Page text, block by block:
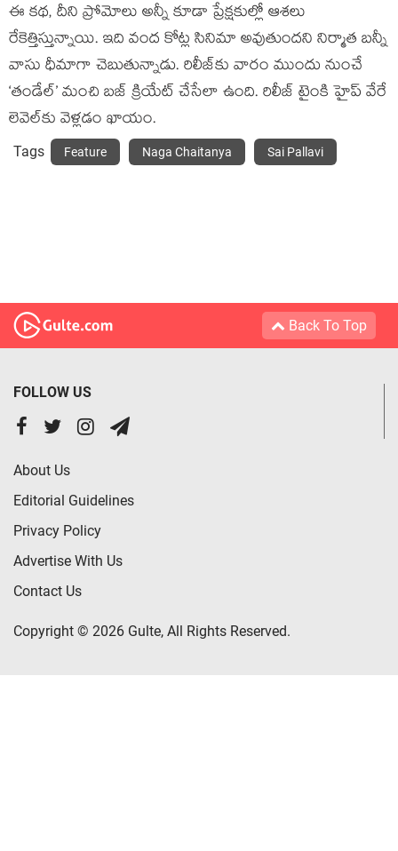
ఈ కథ, దీని ప్రోమోలు అన్నీ కూడా ప్రేక్షకుల్లో ఆశలు
రేకెత్తిస్తున్నాయి. ఇది వంద కోట్ల సినిమా అవుతుందని నిర్మాత బన్నీ
వాసు ధీమాగా చెబుతున్నాడు. రిలీజ్‌కు వారం ముందు నుంచే
‘తండేల్’ మంచి బజ్ క్రియేట్ చేసేలా ఉంది. రిలీజ్ టైంకి హైప్ వేరే
లెవెల్‌కు వెళ్లడం ఖాయం.
Tags Feature Naga Chaitanya Sai Pallavi
Back To Top
FOLLOW US
About Us
Editorial Guidelines
Privacy Policy
Advertise With Us
Contact Us
Copyright © 2026 Gulte, All Rights Reserved.